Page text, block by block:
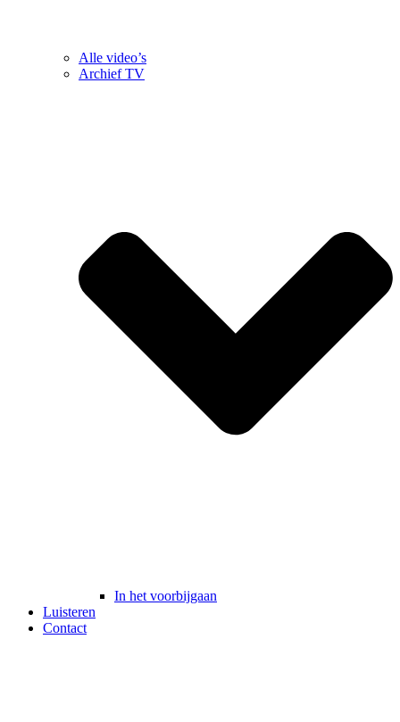
Alle video’s
Archief TV
In het voorbijgaan
Luisteren
Contact